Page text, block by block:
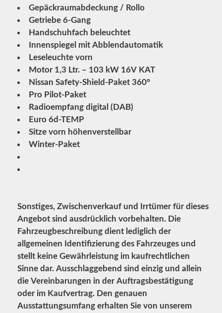
Gepäckraumabdeckung / Rollo
Getriebe 6-Gang
Handschuhfach beleuchtet
Innenspiegel mit Abblendautomatik
Leseleuchte vorn
Motor 1,3 Ltr. – 103 kW 16V KAT
Nissan Safety-Shield-Paket 360°
Pro Pilot-Paket
Radioempfang digital (DAB)
Euro 6d-TEMP
Sitze vorn höhenverstellbar
Winter-Paket
Sonstiges, Zwischenverkauf und Irrtümer für dieses
Angebot sind ausdrücklich vorbehalten. Die
Fahrzeugbeschreibung dient lediglich der
allgemeinen Identifizierung des Fahrzeuges und
stellt keine Gewährleistung im kaufrechtlichen
Sinne dar. Ausschlaggebend sind einzig und allein
die Vereinbarungen in der Auftragsbestätigung
oder im Kaufvertrag. Den genauen
Ausstattungsumfang erhalten Sie von unserem